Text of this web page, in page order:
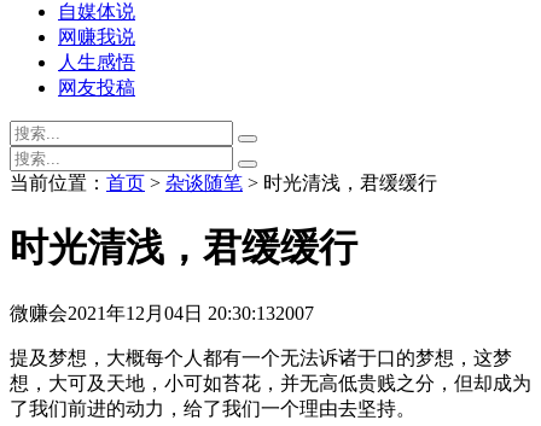
自媒体说
网赚我说
人生感悟
网友投稿
当前位置： 首页 > 杂谈随笔 > 时光清浅，君缓缓行
时光清浅，君缓缓行
微赚会2021年12月04日 20:30:132007
提及梦想，大概每个人都有一个无法诉诸于口的梦想，这梦
想，大可及天地，小可如苔花，并无高低贵贱之分，但却成为
了我们前进的动力，给了我们一个理由去坚持。